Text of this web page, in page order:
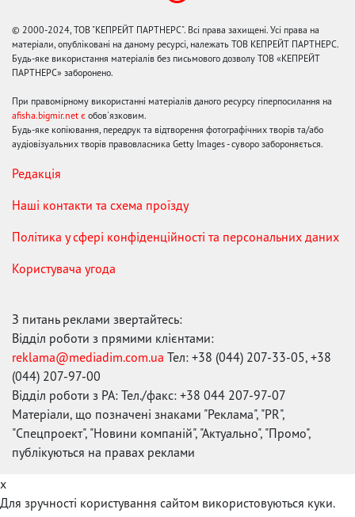
© 2000-2024, ТОВ "КЕПРЕЙТ ПАРТНЕРС". Всі права захищені. Усі права на
матеріали, опубліковані на даному ресурсі, належать ТОВ КЕПРЕЙТ ПАРТНЕРС.
Будь-яке використання матеріалів без письмового дозволу ТОВ «КЕПРЕЙТ
ПАРТНЕРС» заборонено.
При правомірному використанні матеріалів даного ресурсу гіперпосилання на
afisha.bigmir.net є обов'язковим.
Будь-яке копіювання, передрук та відтворення фотографічних творів та/або
аудіовізуальних творів правовласника Getty Images - суворо забороняється.
Редакція
Наші контакти та схема проїзду
Політика у сфері конфіденційності та персональних даних
Користувача угода
З питань реклами звертайтесь:
Відділ роботи з прямими клієнтами:
reklama@mediadim.com.ua Тел: +38 (044) 207-33-05, +38
(044) 207-97-00
Відділ роботи з РА: Тел./факс: +38 044 207-97-07
Матеріали, що позначені знаками "Реклама", "PR",
"Спецпроект", "Новини компаній", "Актуально", "Промо",
публікуються на правах реклами
x
Для зручності користування сайтом використовуються куки.